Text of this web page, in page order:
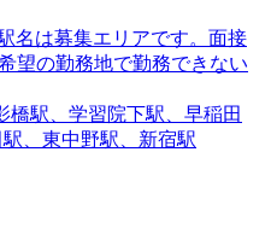
名は募集エリアです。面接
望の勤務地で勤務できない
橋駅、学習院下駅、早稲田
、東中野駅、新宿駅